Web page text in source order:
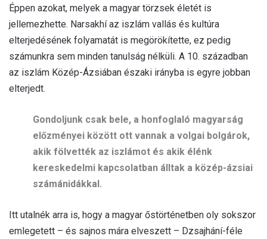
Éppen azokat, melyek a magyar törzsek életét is
jellemezhette. Narsakhí az iszlám vallás és kultúra
elterjedésének folyamatát is megörökítette, ez pedig
számunkra sem minden tanulság nélküli. A 10. században
az iszlám Közép-Ázsiában északi irányba is egyre jobban
elterjedt.
Gondoljunk csak bele, a honfoglaló magyarság
előzményei között ott vannak a volgai bolgárok,
akik fölvették az iszlámot és akik élénk
kereskedelmi kapcsolatban álltak a közép-ázsiai
számánidákkal.
Itt utalnék arra is, hogy a magyar őstörténetben oly sokszor
emlegetett – és sajnos mára elveszett – Dzsajhání-féle